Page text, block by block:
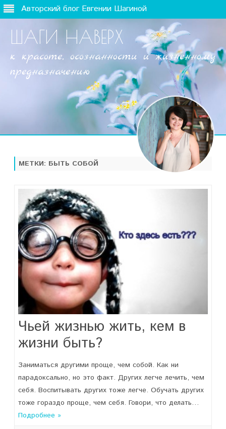
Авторский блог Евгении Шагиной
ШАГИ НАВЕРХ
к красоте, осознанности и жизненному
предназначению
МЕТКИ: БЫТЬ СОБОЙ
Чьей жизнью жить, кем в
жизни быть?
Заниматься другими проще, чем собой. Как ни
парадоксально, но это факт. Других легче лечить, чем
себя. Воспитывать других тоже легче. Обучать других
тоже гораздо проще, чем себя. Говори, что делать…
Подробнее »